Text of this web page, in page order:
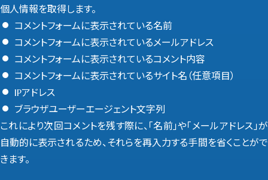
個人情報を取得します。
コメントフォームに表示されている名前
コメントフォームに表示されているメールアドレス
コメントフォームに表示されているコメント内容
コメントフォームに表示されているサイト名（任意項目）
IPアドレス
ブラウザユーザーエージェント文字列
これにより次回コメントを残す際に、「名前」や「メールアドレス」が
自動的に表示されるため、それらを再入力する手間を省くことがで
きます。